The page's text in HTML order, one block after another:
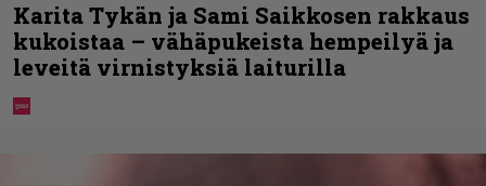
Karita Tykän ja Sami Saikkosen rakkaus
kukoistaa – vähäpukeista hempeilyä ja
leveitä virnistyksiä laiturilla